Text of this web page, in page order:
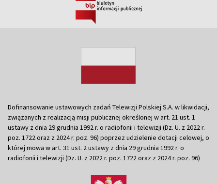
Dofinansowanie ustawowych zadań Telewizji Polskiej S.A. w likwidacji,
związanych z realizacją misji publicznej określonej w art. 21 ust. 1
ustawy z dnia 29 grudnia 1992 r. o radiofonii i telewizji (Dz. U. z 2022 r.
poz. 1722 oraz z 2024 r. poz. 96) poprzez udzielenie dotacji celowej, o
której mowa w art. 31 ust. 2 ustawy z dnia 29 grudnia 1992 r. o
radiofonii i telewizji (Dz. U. z 2022 r. poz. 1722 oraz z 2024 r. poz. 96)